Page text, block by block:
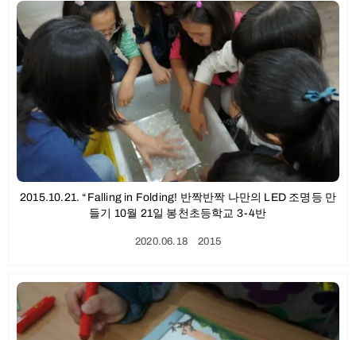
2015.10.21. “Falling in Folding! 반짝반짝 나만의 LED 조명등 만
들기 10월 21일 봉천초등학교 3-4반
2020.06.18ㆍ2015